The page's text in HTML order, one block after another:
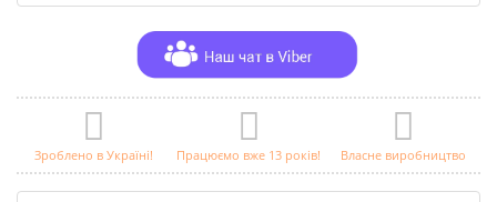
Зроблено в Україні! Працюємо вже 13 років! Власне виробництво